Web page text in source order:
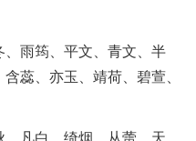
雨筠、平文、青文、半
蕊、亦玉、靖荷、碧萱、